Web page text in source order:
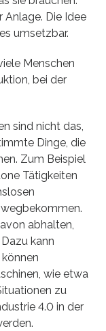
Anlage. Die Idee
umsetzbar.
Menschen
bei der
sind nicht das,
Dinge, die
Zum Beispiel
Tätigkeiten
abhalten,
kann
wie etwa
zu
4.0 in der